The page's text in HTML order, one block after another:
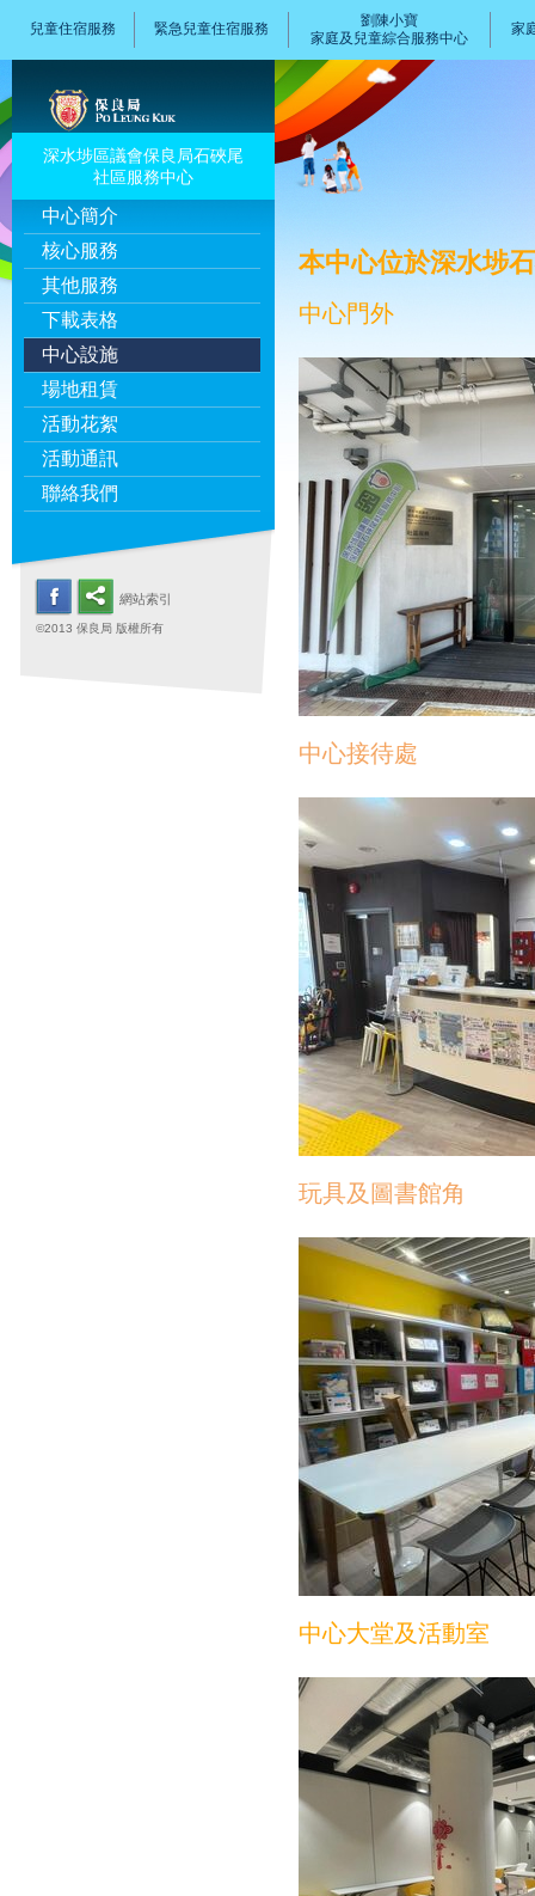
兒童住宿服務 緊急兒童住宿服務
劉陳小寶
家庭及兒童綜合服務中心
家
深水埗區議會保良局石硤尾
社區服務中心
中心簡介
核心服務
其他服務
下載表格
中心設施
場地租賃
活動花絮
活動通訊
聯絡我們
網站索引
©2013 保良局 版權所有
本中心位於深水埗
中心門外
中心接待處
玩具及圖書館角
中心大堂及活動室